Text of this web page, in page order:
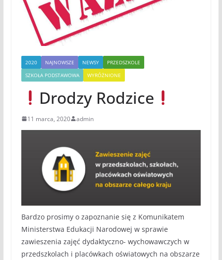
2020 NAJNOWSZE NEWSY
PRZEDSZKOLE
SZKOŁA PODSTAWOWA
WYRÓŻNIONE
Drodzy Rodzice
11 marca, 2020 admin
Bardzo prosimy o zapoznanie się z Komunikatem
Ministerstwa Edukacji Narodowej w sprawie
zawieszenia zajęć dydaktyczno- wychowawczych w
przedszkolach i placówkach oświatowych na obszarze